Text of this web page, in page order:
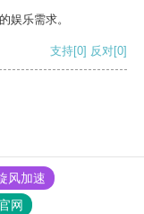
娱乐需求。
支持[0] 反对[0]
风加速
网